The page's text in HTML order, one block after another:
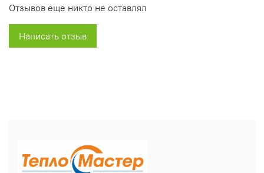
Отзывов еще никто не оставлял
Написать отзыв